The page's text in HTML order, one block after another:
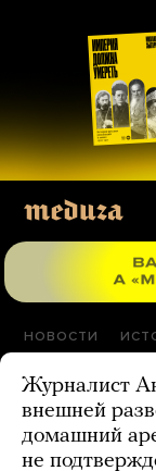
материалам
НОВОСТИ
Журналист
внешней
домашний
не